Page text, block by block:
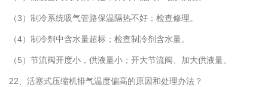
（3）制冷系统吸气管路保温隔热不好；检查修理。
（4）制冷剂中含水量超标；检查制冷剂含水量。
（5）节流阀开度小，供液量小；开大节流阀、加大供液量。
22、活塞式压缩机排气温度偏高的原因和处理办法？